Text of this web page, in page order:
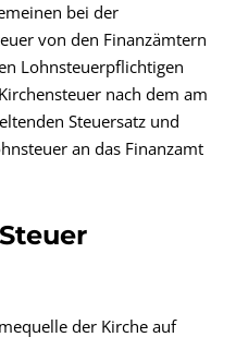
bei der
von den Finanzämtern
Lohnsteuerpflichtigen
nach dem am
Steuersatz und
an das Finanzamt
der Kirche auf